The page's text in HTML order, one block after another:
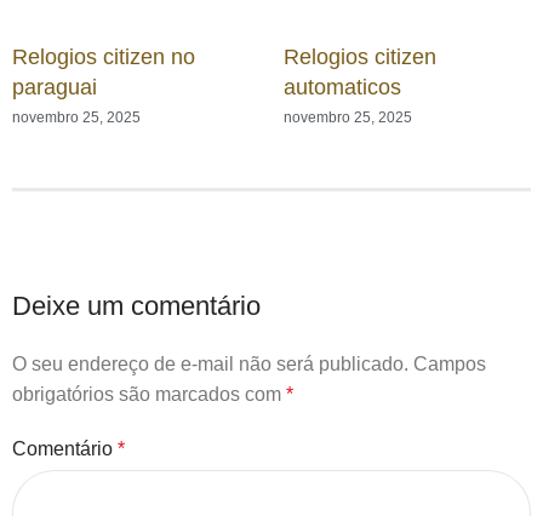
Relogios citizen no
paraguai
novembro 25, 2025
Relogios citizen
automaticos
novembro 25, 2025
Deixe um comentário
O seu endereço de e-mail não será publicado. Campos
obrigatórios são marcados com *
Comentário *